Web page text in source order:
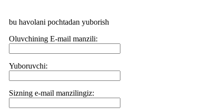
bu havolani pochtadan yuborish
Oluvchining E-mail manzili:
Yuboruvchi:
Sizning e-mail manzilingiz: